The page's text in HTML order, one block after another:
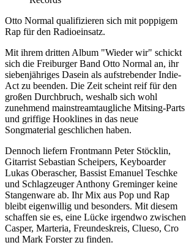
Otto Normal qualifizieren sich mit poppigem
Rap für den Radioeinsatz.
Mit ihrem dritten Album "Wieder wir" schickt
sich die Freiburger Band Otto Normal an, ihr
siebenjähriges Dasein als aufstrebender Indie-
Act zu beenden. Die Zeit scheint reif für den
großen Durchbruch, weshalb sich wohl
zunehmend mainstreamtaugliche Mitsing-Parts
und griffige Hooklines in das neue
Songmaterial geschlichen haben.
Dennoch liefern Frontmann Peter Stöcklin,
Gitarrist Sebastian Scheipers, Keyboarder
Lukas Oberascher, Bassist Emanuel Teschke
und Schlagzeuger Anthony Greminger keine
Stangenware ab. Ihr Mix aus Pop und Rap
bleibt eigenwillig und besonders. Mit diesem
schaffen sie es, eine Lücke irgendwo zwischen
Casper, Marteria, Freundeskreis, Clueso, Cro
und Mark Forster zu finden.